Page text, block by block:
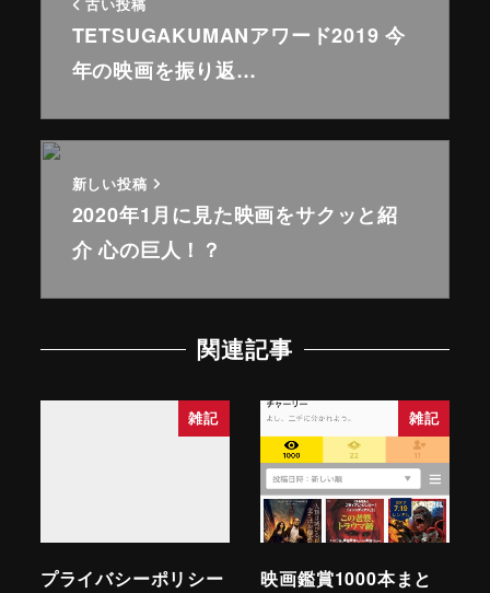
古い投稿
TETSUGAKUMANアワード2019 今
年の映画を振り返…
新しい投稿
2020年1月に見た映画をサクッと紹
介 心の巨人！？
関連記事
雑記
プライバシーポリシー
雑記
映画鑑賞1000本まと